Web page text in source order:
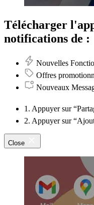
Télécharger
notifications de :
Nouvelles
Offres
Nouveaux
1. Appuyer sur
2. Appuyer sur
Close